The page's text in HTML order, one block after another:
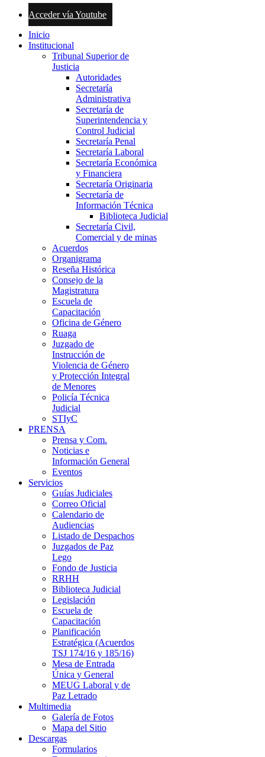
Acceder vía Youtube
Inicio
Institucional
Tribunal Superior de
Justicia
Autoridades
Secretaría
Administrativa
Secretaría de
Superintendencia y
Control Judicial
Secretaría Penal
Secretaría Laboral
Secretaría Económica
y Financiera
Secretaría Originaria
Secretaría de
Información Técnica
Biblioteca Judicial
Secretaría Civil,
Comercial y de minas
Acuerdos
Organigrama
Reseña Histórica
Consejo de la
Magistratura
Escuela de
Capacitación
Oficina de Género
Ruaga
Juzgado de
Instrucción de
Violencia de Género
y Protección Integral
de Menores
Policía Técnica
Judicial
STIyC
PRENSA
Prensa y Com.
Noticias e
Información General
Eventos
Servicios
Guías Judiciales
Correo Oficial
Calendario de
Audiencias
Listado de Despachos
Juzgados de Paz
Lego
Fondo de Justicia
RRHH
Biblioteca Judicial
Legislación
Escuela de
Capacitación
Planificación
Estratégica (Acuerdos
TSJ 174/16 y 185/16)
Mesa de Entrada
Única y General
MEUG Laboral y de
Paz Letrado
Multimedia
Galería de Fotos
Mapa del Sitio
Descargas
Formularios